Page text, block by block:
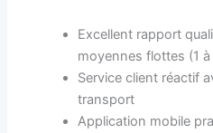
Excellent rapport
moyennes flottes (1
Service client réactif
transport
Application mobile